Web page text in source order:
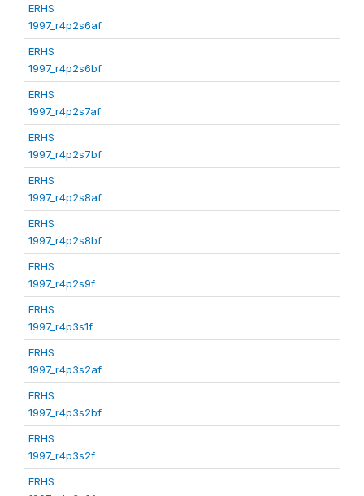
ERHS
1997_r4p2s6af
ERHS
1997_r4p2s6bf
ERHS
1997_r4p2s7af
ERHS
1997_r4p2s7bf
ERHS
1997_r4p2s8af
ERHS
1997_r4p2s8bf
ERHS
1997_r4p2s9f
ERHS
1997_r4p3s1f
ERHS
1997_r4p3s2af
ERHS
1997_r4p3s2bf
ERHS
1997_r4p3s2f
ERHS